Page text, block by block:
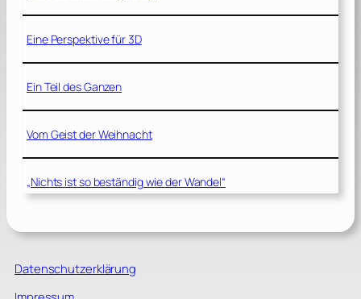
Eine Perspektive für 3D
Ein Teil des Ganzen
Vom Geist der Weihnacht
„Nichts ist so beständig wie der Wandel“
Datenschutzerklärung